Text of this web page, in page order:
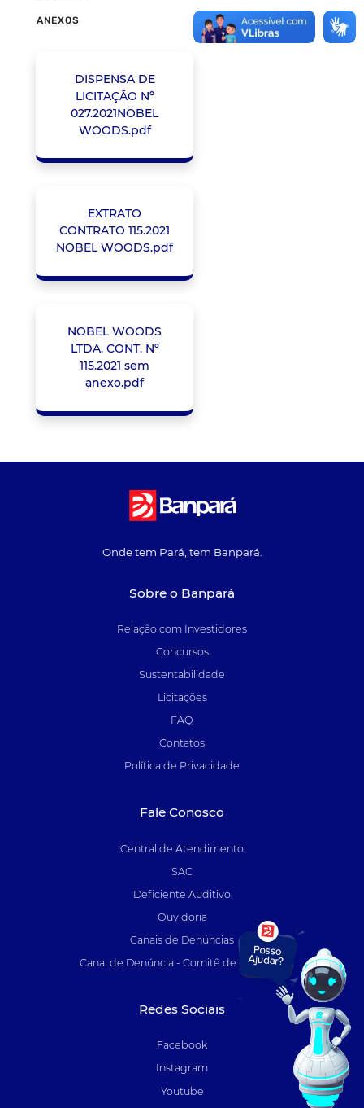
ANEXOS
DISPENSA DE
LICITAÇÃO Nº
027.2021NOBEL
WOODS.pdf
EXTRATO
CONTRATO 115.2021
NOBEL WOODS.pdf
NOBEL WOODS
LTDA. CONT. Nº
115.2021 sem
anexo.pdf
Onde tem Pará, tem Banpará.
Sobre o Banpará
Relação com Investidores
Concursos
Sustentabilidade
Licitações
FAQ
Contatos
Política de Privacidade
Fale Conosco
Central de Atendimento
SAC
Deficiente Auditivo
Ouvidoria
Canais de Denúncias
Canal de Denúncia - Comitê de Auditoria
Redes Sociais
Facebook
Instagram
Youtube